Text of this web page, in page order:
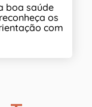
boa saúde
os
com